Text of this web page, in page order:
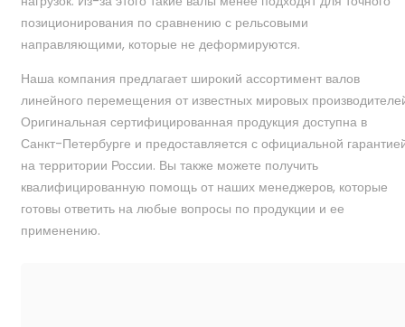
позиционирования по сравнению с рельсовыми
направляющими, которые не деформируются.
Наша компания предлагает широкий ассортимент валов
линейного перемещения от известных мировых
Оригинальная сертифицированная продукция доступна в
Санкт-Петербурге и предоставляется с официальной
на территории России. Вы также можете получить
квалифицированную помощь от наших менеджеров, которые
готовы ответить на любые вопросы по продукции и ее
применению.